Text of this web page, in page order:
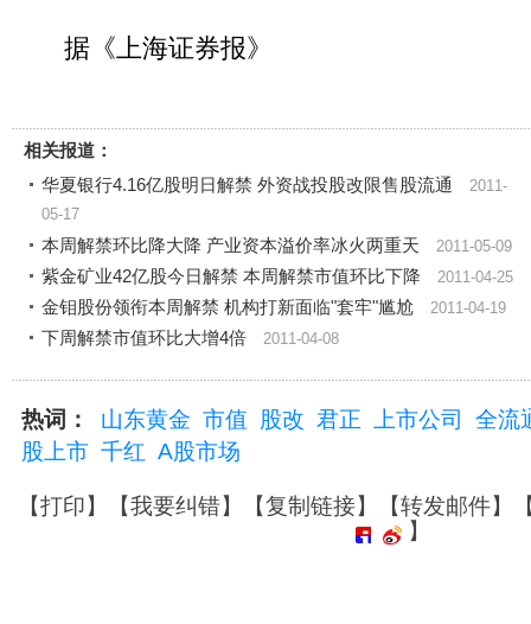
据《上海证券报》
相关报道：
华夏银行4.16亿股明日解禁 外资战投股改限售股流通
2011-
05-17
本周解禁环比降大降 产业资本溢价率冰火两重天
2011-05-09
紫金矿业42亿股今日解禁 本周解禁市值环比下降 2011-04-25
金钼股份领衔本周解禁 机构打新面临"套牢"尴尬 2011-04-19
下周解禁市值环比大增4倍 2011-04-08
热词： 山东黄金 市值 股改 君正 上市公司
全流
股上市 千红 A股市场
【打印】【我要纠错】【复制链接】【转发邮件】
】